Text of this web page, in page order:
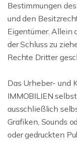
Bestimmungen
und den
Eigentümer. Allein
der Schluss zu
Rechte Dritter
Das Urheber- und
IMMOBILIEN
ausschließlich
Grafiken, Sounds
oder gedruckten